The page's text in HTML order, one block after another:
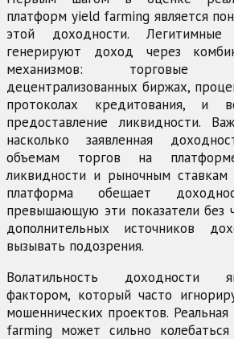
платформ yield farming является
этой доходности.
генерируют доход через
механизмов: торговые
децентрализованных биржах,
протоколах кредитования, и
предоставление ликвидности.
насколько заявленная
объемам торгов на
ликвидности и рыночным
платформа обещает
превышающую эти показатели без
дополнительных источников
вызывать подозрения.
Волатильность доходности
фактором, который часто
мошеннических проектов.
farming может сильно